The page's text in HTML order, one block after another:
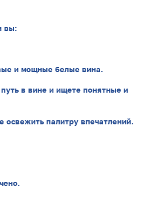
вы:
и мощные белые вина.
путь в вине и ищете понятные и
освежить палитру впечатлений.